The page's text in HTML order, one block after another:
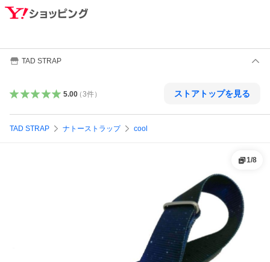
TAD STRAP
5.00（3件） ストアトップを見る
TAD STRAP ナトーストラップ cool
1/8